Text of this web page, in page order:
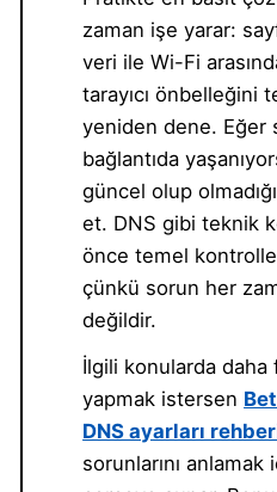
zaman işe yarar:
veri ile Wi-Fi
tarayıcı önbelleğini
yeniden dene. Eğer
bağlantıda
güncel olup
et. DNS gibi teknik
önce temel
çünkü sorun her
değildir.
İlgili konularda daha
yapmak istersen
DNS ayarları
sorunlarını anlamak